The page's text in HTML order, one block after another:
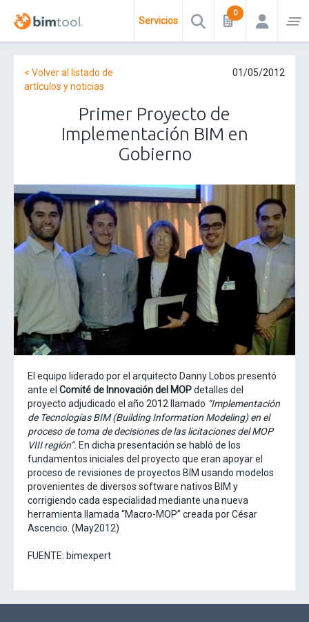
Servicios
< Volver al listado de
artículos y noticias
01/05/2012
Primer Proyecto de
Implementación BIM en
Gobierno
El equipo liderado por el arquitecto Danny Lobos presentó
ante el Comité de Innovación del MOPdetalles del
proyecto adjudicado el año 2012 llamado “Implementación
de Tecnologías BIM (Building Information Modeling) en el
proceso de toma de decisiones de las licitaciones del MOP
VIII región”. En dicha presentación se habló de los
fundamentos iniciales del proyecto que eran apoyar el
proceso de revisiones de proyectos BIM usando modelos
provenientes de diversos software nativos BIM y
corrigiendo cada especialidad mediante una nueva
herramienta llamada “Macro-MOP” creada por César
Ascencio. (May2012)
FUENTE: bimexpert